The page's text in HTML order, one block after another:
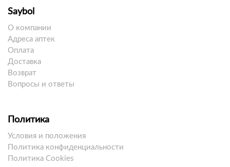
Saybol
О компании
Адреса аптек
Оплата
Доставка
Возврат
Вопросы и ответы
Политика
Условия и положения
Политика конфиденциальности
Политика Cookies